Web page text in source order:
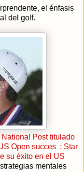
el énfasis
del golf.
National Post titulado
Open succes : Star
su éxito en el US
mentales